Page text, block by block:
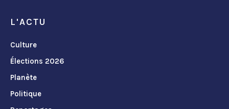
L'ACTU
Culture
Élections 2026
Planète
Politique